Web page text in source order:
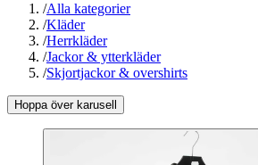
/Alla kategorier
/Kläder
/Herrkläder
/Jackor & ytterkläder
/Skjortjackor & overshirts
Hoppa över karusell